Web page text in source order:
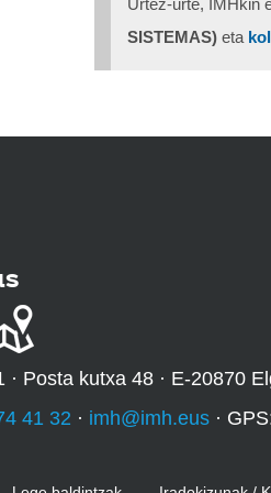
Urtez-urte, IMHkin
SISTEMAS) eta
· Posta kutxa 48 · E-20870
41 32 · imh@imh.eus ·